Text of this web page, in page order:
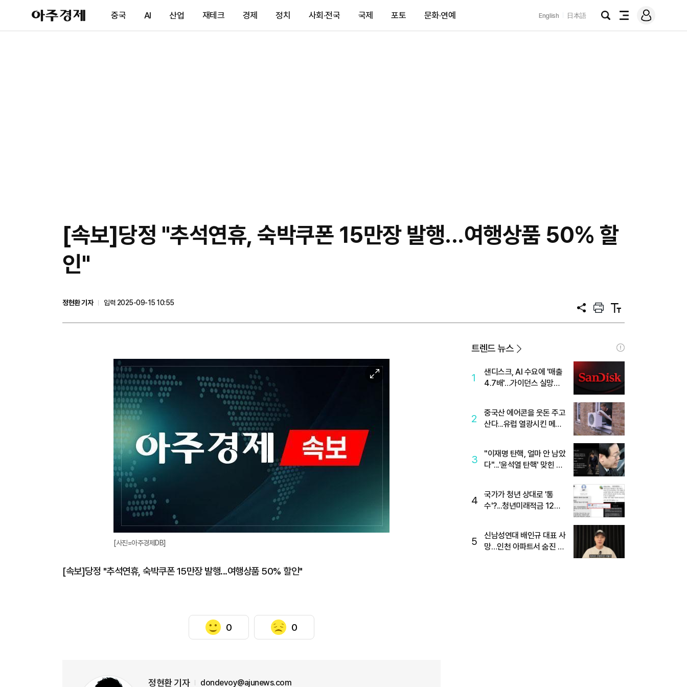
아
주
제
중국 AI 산업 재테크 경제 정치 사회·전국 국제 포토 문화·연예 English 日本語
검
전
메
그
[속보]당정 "추석연휴, 숙박쿠폰 15만장 발행...여행상품 50% 할
인"
정현환 기자
입력 2025-09-15 10:55
공
프
트
텍
트
대
[사진=아주경제DB]
[속보]당정 "추석연휴, 숙박쿠폰 15만장 발행...여행상품 50% 할인"
0 0
정현환 기자 dondevoy@ajunews.com
트렌드 뉴스
1
샌디스크, AI 수요에 '매출
4.7배'…가이던스 실망에
2
중국산 에어콘을 웃돈 주고
산다...유럽 열광시킨 메이
3
"이재명 탄핵, 얼마 안 남았
다"...'윤석열 탄핵' 맞힌 무
4
국가가 청년 상대로 '통
수'?...청년미래적금 12%
5
신남성연대 배인규 대표 사
망…인천 아파트서 숨진 채